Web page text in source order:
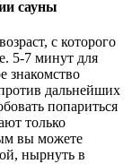
сауны
с которого
5-7 минут для
знакомство
дальнейших
попариться
только
вы можете
нырнуть в